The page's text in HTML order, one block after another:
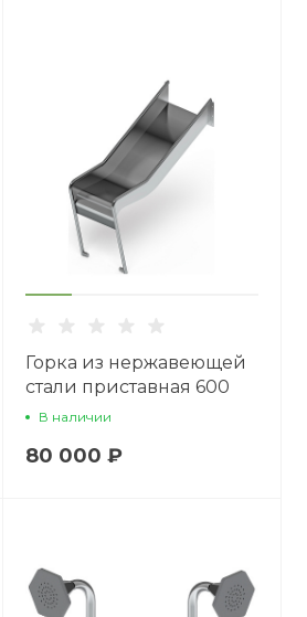
Горка из нержавеющей
стали приставная 600
SNP 600.470-02
В наличии
80 000 ₽